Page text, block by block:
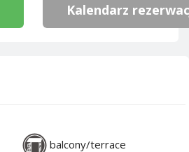
Kalendarz
balcony/terrace